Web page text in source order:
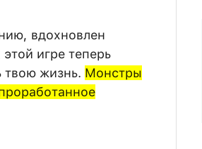
вдохновлен
игре теперь
твою жизнь. Монстры